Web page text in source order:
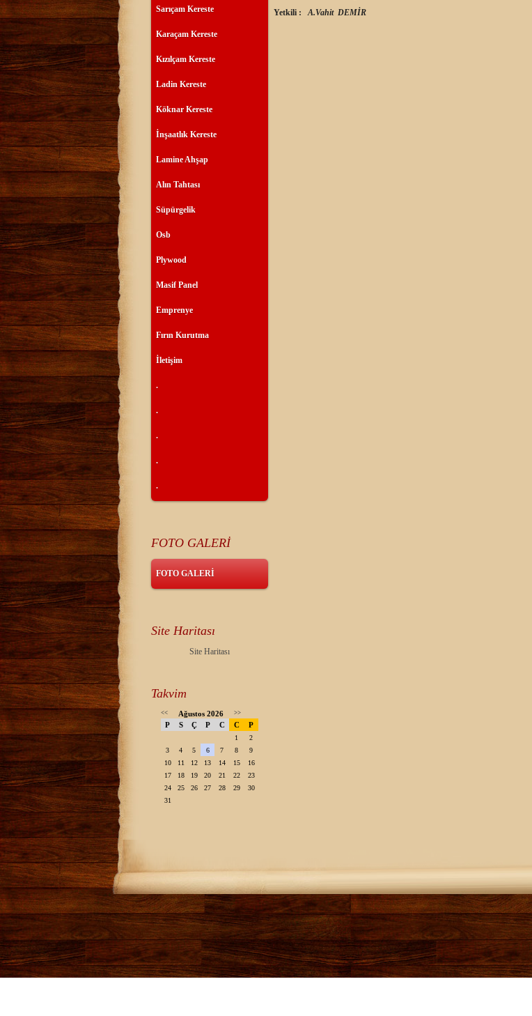
Sarıçam Kereste
Karaçam Kereste
Kızılçam Kereste
Ladin Kereste
Köknar Kereste
İnşaatlık Kereste
Lamine Ahşap
Alın Tahtası
Süpürgelik
Osb
Plywood
Masif Panel
Emprenye
Fırın Kurutma
İletişim
.
.
.
.
.
FOTO GALERİ
FOTO GALERİ
Site Haritası
Site Haritası
Takvim
<< Ağustos 2026 >>
P S Ç P C C P
1
2
3
4 5 6 7 8
9
10
11 12 13 14 15
16
17
18 19 20 21 22
23
24
25 26 27 28 29
30
31
Yetkili :
A.Vahit DEMİR